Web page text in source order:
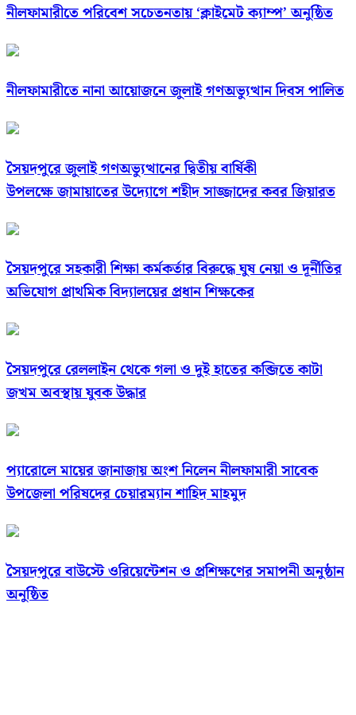
নীলফামারীতে পরিবেশ সচেতনতায় ‘ক্লাইমেট ক্যাম্প’ অনুষ্ঠিত
নীলফামারীতে নানা আয়োজনে জুলাই গণঅভ্যুত্থান দিবস পালিত
সৈয়দপুরে জুলাই গণঅভ্যুত্থানের দ্বিতীয় বার্ষিকী
উপলক্ষে জামায়াতের উদ্যোগে শহীদ সাজ্জাদের কবর জিয়ারত
সৈয়দপুরে সহকারী শিক্ষা কর্মকর্তার বিরুদ্ধে ঘুষ নেয়া ও দূর্নীতির
অভিযোগ প্রাথমিক বিদ্যালয়ের প্রধান শিক্ষকের
সৈয়দপুরে রেললাইন থেকে গলা ও দুই হাতের কব্জিতে কাটা
জখম অবস্থায় যুবক উদ্ধার
প্যারোলে মায়ের জানাজায় অংশ নিলেন নীলফামারী সাবেক
উপজেলা পরিষদের চেয়ারম্যান শাহিদ মাহমুদ
সৈয়দপুরে বাউস্টে ওরিয়েন্টেশন ও প্রশিক্ষণের সমাপনী অনুষ্ঠান
অনুষ্ঠিত